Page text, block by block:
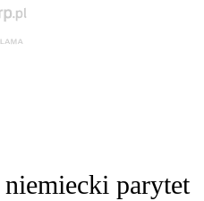
parytet